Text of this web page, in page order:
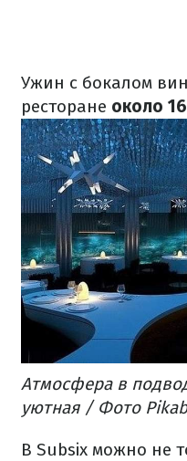
Ужин с бокалом
ресторане около
Атмосфера в
уютная / Фото
В Subsix можно не